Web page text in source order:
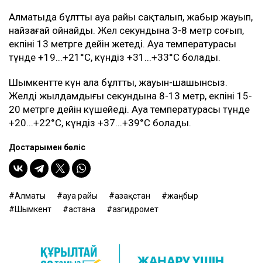
Алматыда бұлтты ауа райы сақталып, жаңбыр жауып,
найзағай ойнайды. Жел секундына 3-8 метр соғып,
екпіні 13 метрге дейін жетеді. Ауа температурасы
түнде +19...+21°C, күндіз +31...+33°C болады.
Шымкентте күн ала бұлтты, жауын-шашынсыз.
Желдің жылдамдығы секундына 8-13 метр, екпіні 15-
20 метрге дейін күшейеді. Ауа температурасы түнде
+20...+22°C, күндіз +37...+39°C болады.
Достарыңмен бөліс
Алматы ауа райы Қазақстан
жаңбыр
Шымкент
астана Қазгидромет